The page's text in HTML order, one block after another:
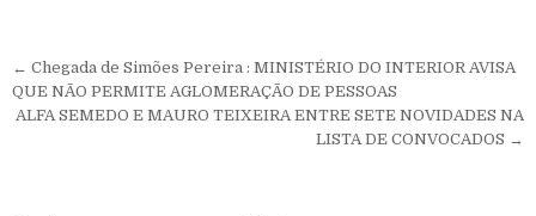
Navegação de Post
← Chegada de Simões Pereira : MINISTÉRIO DO INTERIOR AVISA
QUE NÃO PERMITE AGLOMERAÇÃO DE PESSOAS
ALFA SEMEDO E MAURO TEIXEIRA ENTRE SETE NOVIDADES NA
LISTA DE CONVOCADOS →